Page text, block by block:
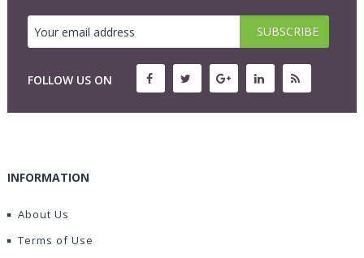
FOLLOW US ON
INFORMATION
About Us
Terms of Use